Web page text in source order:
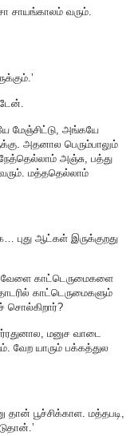
சாயங்காலம் வரும்.
மேஞ்சிட்டு, அங்கயே
அதனால பெரும்பாலும்
அஞ்சு, பத்து
மத்ததெல்லாம்
புது ஆட்கள் இருக்குறது
காட்டெருமைகளை
காட்டெருமைகளும்
சொல்கிறார்?
மனுச வாடை
வேற யாரும் பக்கத்துல
பூச்சிக்காள. மத்தபடி,